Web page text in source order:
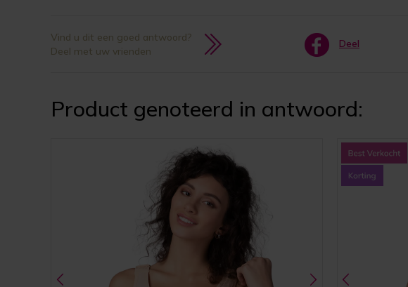
Vind u dit een goed antwoord?
Deel met uw vrienden
Deel
Product genoteerd in antwoord: